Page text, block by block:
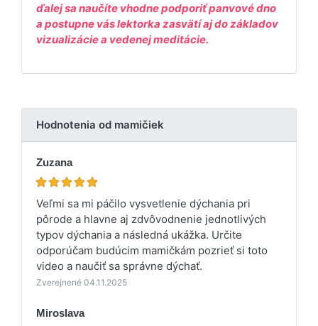
ďalej sa naučíte vhodne podporiť panvové dno
a postupne vás lektorka zasvätí aj do základov
vizualizácie a vedenej meditácie.
Hodnotenia od mamičiek
Zuzana
Veľmi sa mi páčilo vysvetlenie dýchania pri
pôrode a hlavne aj zdvôvodnenie jednotlivých
typov dýchania a následná ukážka. Určite
odporúčam budúcim mamičkám pozrieť si toto
video a naučiť sa správne dýchať.
Zverejnené 04.11.2025
Miroslava